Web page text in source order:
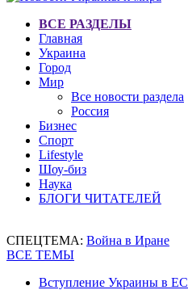
ВСЕ РАЗДЕЛЫ
Главная
Украина
Город
Мир
Все новости раздела
Россия
Бизнес
Спорт
Lifestyle
Шоу-биз
Наука
БЛОГИ ЧИТАТЕЛЕЙ
СПЕЦТЕМА: Война в Иране
ВСЕ ТЕМЫ
Вступление Украины в ЕС